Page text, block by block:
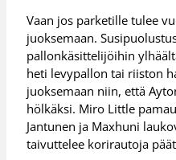
Vaan jos parketille tulee
juoksemaan.
pallonkäsittelijöihin
heti levypallon tai riiston
juoksemaan niin, että
hölkäksi. Miro Little
Jantunen ja Maxhuni
taivuttelee korirautoja